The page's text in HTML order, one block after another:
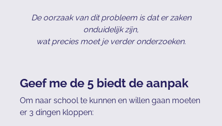
De oorzaak van dit probleem is dat er zaken
onduidelijk zijn,
wat precies moet je verder onderzoeken.
Geef me de 5 biedt de aanpak
Om naar school te kunnen en willen gaan moeten
er 3 dingen kloppen: